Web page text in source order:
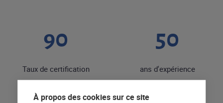
90
Taux de certification
50
ans d'expérience
À propos des cookies sur ce site